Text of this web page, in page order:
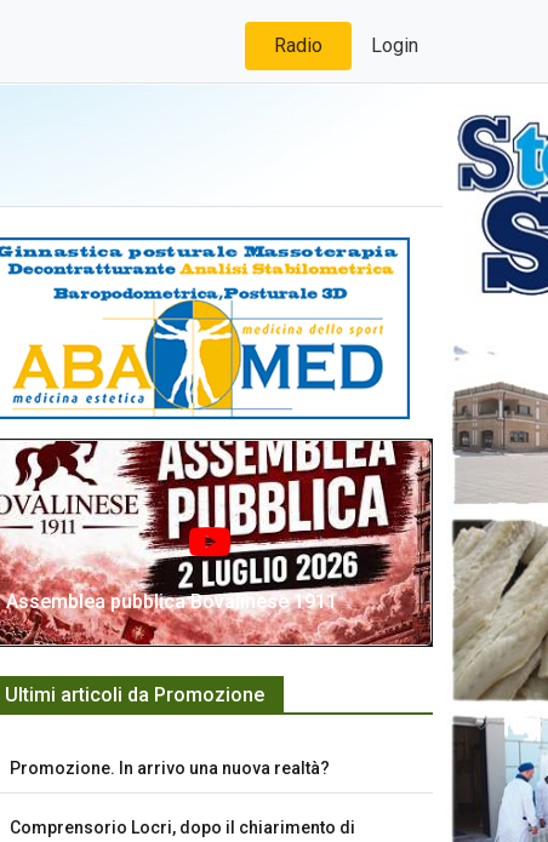
Radio Login
Assemblea pubblica Bovalinese 1911
Ultimi articoli da Promozione
Promozione. In arrivo una nuova realtà?
Comprensorio Locri, dopo il chiarimento di